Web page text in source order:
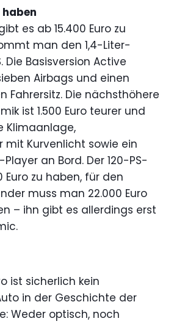
haben
es ab 15.400 Euro zu
man den 1,4-Liter-
Die Basisversion Active
Airbags und einen
Fahrersitz. Die nächsthöhere
ist 1.500 Euro teurer und
Klimaanlage,
mit Kurvenlicht sowie ein
an Bord. Der 120-PS-
Euro zu haben, für den
muss man 22.000 Euro
– ihn gibt es allerdings erst
ist sicherlich kein
in der Geschichte der
Weder optisch, noch